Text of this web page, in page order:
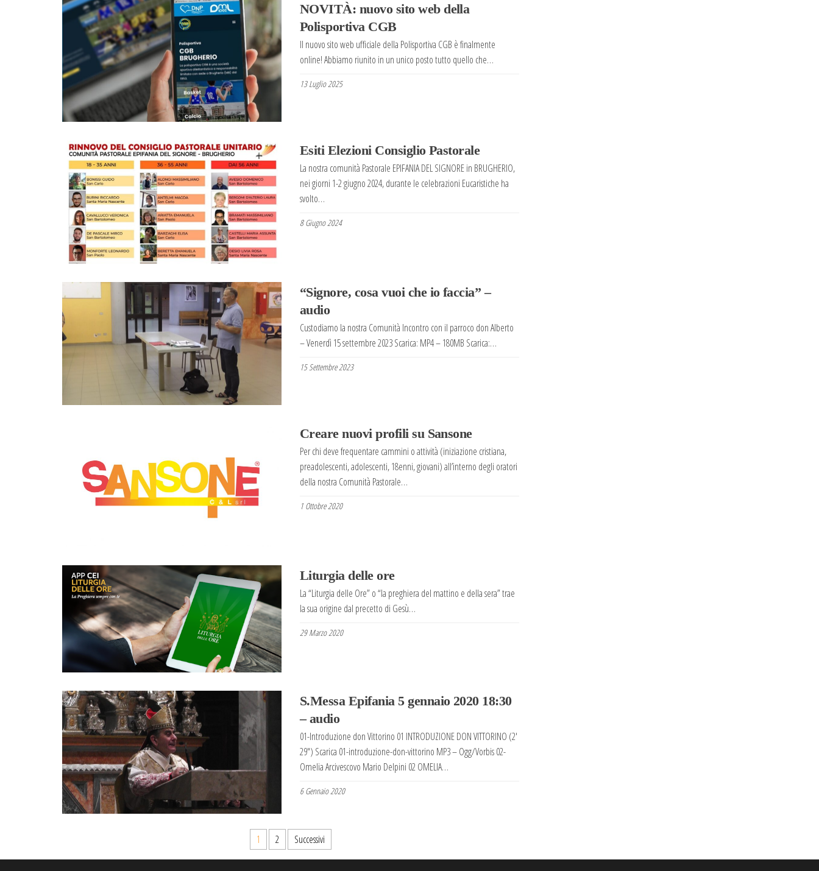
NOVITÀ: nuovo sito web della
Polisportiva CGB
Il nuovo sito web ufficiale della Polisportiva CGB è finalmente
online! Abbiamo riunito in un unico posto tutto quello che…
13 Luglio 2025
Esiti Elezioni Consiglio Pastorale
La nostra comunità Pastorale EPIFANIA DEL SIGNORE in BRUGHERIO,
nei giorni 1-2 giugno 2024, durante le celebrazioni Eucaristiche ha
svolto…
8 Giugno 2024
“Signore, cosa vuoi che io faccia” –
audio
Custodiamo la nostra Comunità Incontro con il parroco don Alberto
– Venerdì 15 settembre 2023 Scarica: MP4 – 180MB Scarica:…
15 Settembre 2023
Creare nuovi profili su Sansone
Per chi deve frequentare cammini o attività (iniziazione cristiana,
preadolescenti, adolescenti, 18enni, giovani) all’interno degli oratori
della nostra Comunità Pastorale…
1 Ottobre 2020
Liturgia delle ore
La “Liturgia delle Ore” o “la preghiera del mattino e della sera” trae
la sua origine dal precetto di Gesù…
29 Marzo 2020
S.Messa Epifania 5 gennaio 2020 18:30
– audio
01-Introduzione don Vittorino 01 INTRODUZIONE DON VITTORINO (2′
29″) Scarica 01-introduzione-don-vittorino MP3 – Ogg/Vorbis 02-
Omelia Arcivescovo Mario Delpini 02 OMELIA…
6 Gennaio 2020
1 2 Successivi